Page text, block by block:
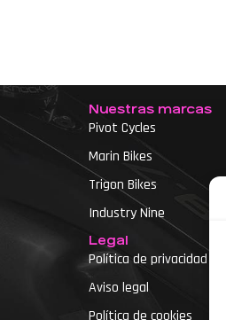
Nuestras marcas
Pivot Cycles
Marin Bikes
Trigon Bikes
Industry Nine
Legal
Política de privacidad
Aviso legal
Política de cookies